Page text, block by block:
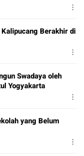
Berakhir di
Swadaya oleh
Yogyakarta
yang Belum